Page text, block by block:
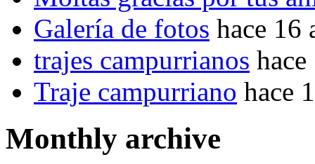
Galería de fotos hace 16
trajes campurrianos
Traje campurriano hace
Monthly archive